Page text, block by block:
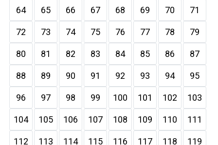
64 65 66 67 68 69 70 71
72 73 74 75 76 77 78 79
80 81 82 83 84 85 86 87
88 89 90 91 92 93 94 95
96 97 98 99 100 101 102 103
104 105 106 107 108 109 110 111
112 113 114 115 116 117 118 119